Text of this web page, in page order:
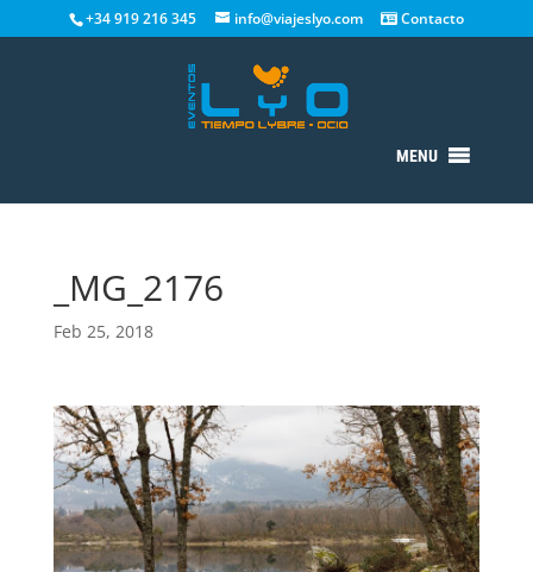
+34 919 216 345 info@viajeslyo.com Contacto
MENU
_MG_2176
Feb 25, 2018